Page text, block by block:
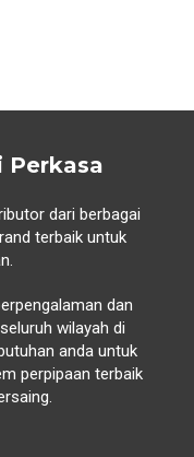
Perkasa
dari berbagai
terbaik untuk
dan
wilayah di
anda untuk
perpipaan terbaik